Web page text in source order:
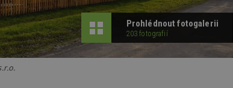
Prohlédnout fotogalerii
203 fotografií